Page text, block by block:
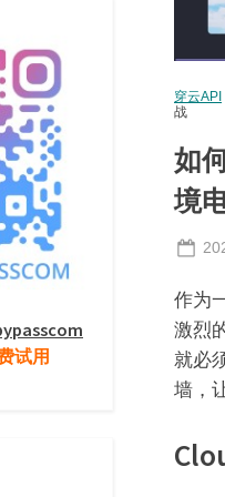
穿云API
战
如
境
作为
激烈
就必
墙，
试用